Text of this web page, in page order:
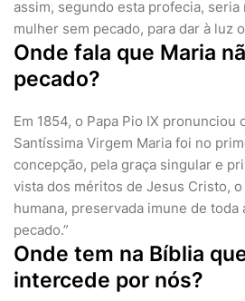
assim, segundo esta profecia, seria
mulher sem pecado, para dar à luz
Onde fala que Maria
pecado?
Em 1854, o Papa Pio IX pronunciou
Santíssima Virgem Maria foi no
concepção, pela graça singular e
vista dos méritos de Jesus Cristo, o
humana, preservada imune de toda
pecado.”
Onde tem na Bíblia
intercede por nós?